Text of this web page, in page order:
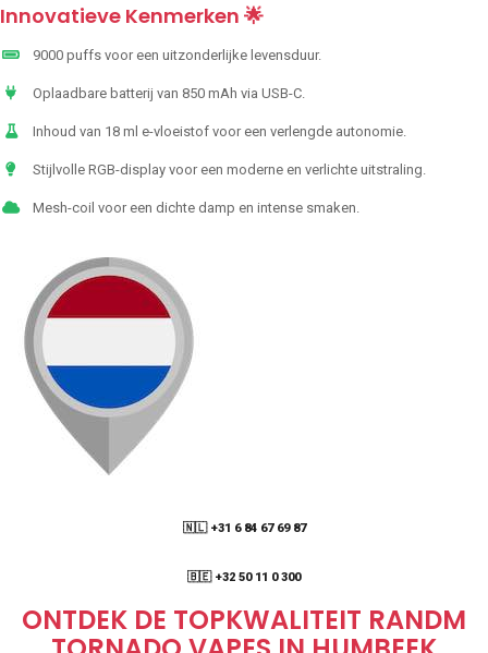
Innovatieve Kenmerken 🌟
9000 puffs voor een uitzonderlijke levensduur.
Oplaadbare batterij van 850 mAh via USB-C.
Inhoud van 18 ml e-vloeistof voor een verlengde autonomie.
Stijlvolle RGB-display voor een moderne en verlichte uitstraling.
Mesh-coil voor een dichte damp en intense smaken.
🇳🇱 +31 6 84 67 69 87
🇧🇪 +32 50 11 0 300
ONTDEK DE TOPKWALITEIT RANDM